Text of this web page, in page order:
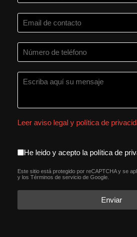
Leer aviso legal y política de
aceptacion
He leido y acepto la política de
reCAPTCHA*
Este sitio está protegido por reCAPTCHA y se
y los Términos de servicio de Google.
Enviar